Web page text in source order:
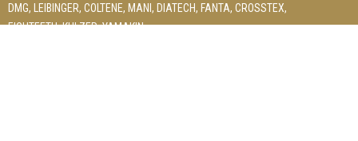
DMG, LEIBINGER, COLTENE, MANI, DIATECH, FANTA, CROSSTEX,
EIGHTEETH,KULZER,YAMAKIN